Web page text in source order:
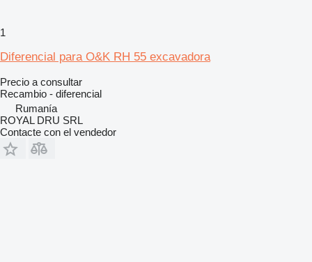
1
Diferencial para O&K RH 55 excavadora
Precio a consultar
Recambio - diferencial
Rumanía
ROYAL DRU SRL
Contacte con el vendedor